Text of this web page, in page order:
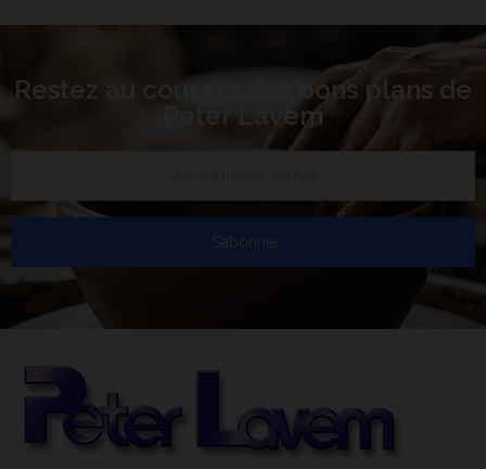
Restez au courant des bons plans de
Peter Lavem
S’abonner